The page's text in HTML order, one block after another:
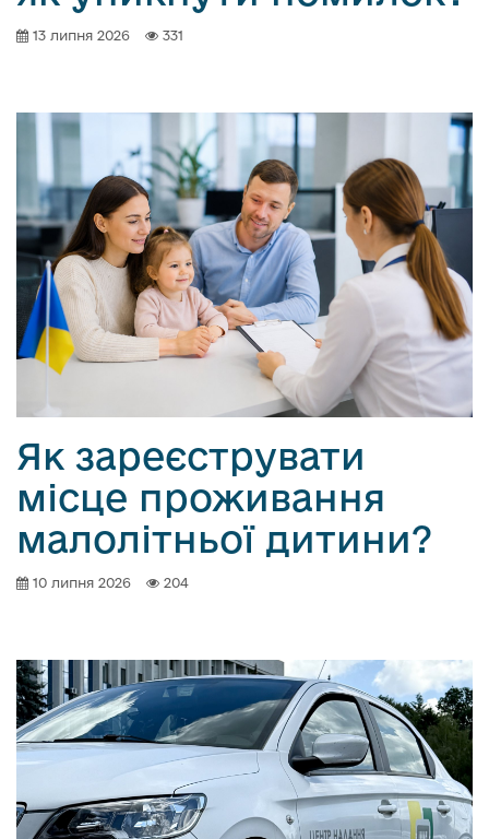
13 липня 2026 331
Як зареєструвати
місце проживання
малолітньої дитини?
10 липня 2026 204